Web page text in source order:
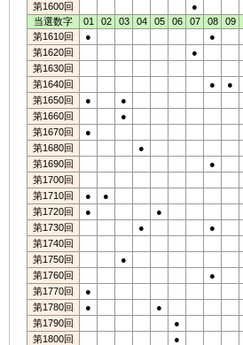
第1600回
●
当選数字
01 02 03 04 05 06 07 08 09
第1610回
● ●
第1620回
●
第1630回
第1640回
●
●
第1650回
● ●
第1660回
●
第1670回
●
第1680回
●
第1690回
●
第1700回
第1710回
●
●
第1720回
● ●
第1730回
● ●
第1740回
第1750回
●
第1760回
●
第1770回
●
第1780回
●
●
第1790回
●
第1800回
●